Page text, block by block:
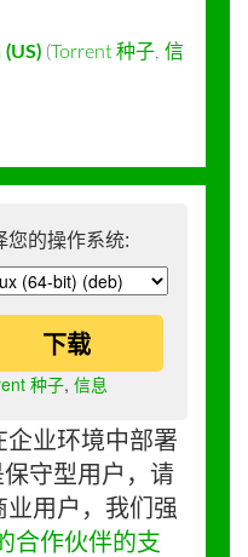
(US) (Torrent 种子, 信
您的操作系统:
下载
种子, 信息
业环境中部署
守型用户，请
用户，我们强
合作伙伴的支